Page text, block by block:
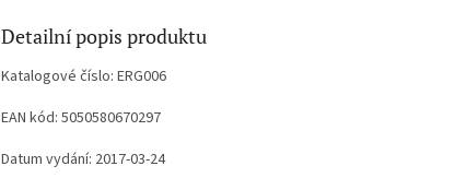
Detailní popis produktu
Katalogové číslo: ERG006
EAN kód: 5050580670297
Datum vydání: 2017-03-24